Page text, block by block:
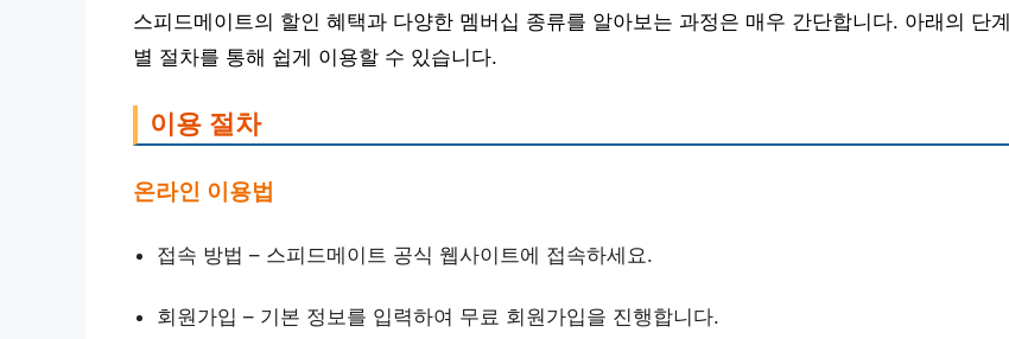
스피드메이트의 할인 혜택과 다양한 멤버십 종류를 알아보는 과정은 매우 간단합니다. 아래의 단계
별 절차를 통해 쉽게 이용할 수 있습니다.
이용 절차
온라인 이용법
접속 방법 – 스피드메이트 공식 웹사이트에 접속하세요.
회원가입 – 기본 정보를 입력하여 무료 회원가입을 진행합니다.